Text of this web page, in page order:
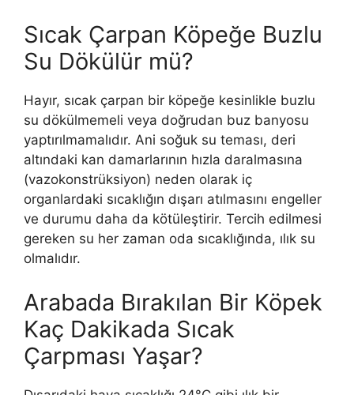
Sıcak Çarpan Köpeğe Buzlu
Su Dökülür mü?
Hayır, sıcak çarpan bir köpeğe kesinlikle buzlu
su dökülmemeli veya doğrudan buz banyosu
yaptırılmamalıdır. Ani soğuk su teması, deri
altındaki kan damarlarının hızla daralmasına
(vazokonstrüksiyon) neden olarak iç
organlardaki sıcaklığın dışarı atılmasını engeller
ve durumu daha da kötüleştirir. Tercih edilmesi
gereken su her zaman oda sıcaklığında, ılık su
olmalıdır.
Arabada Bırakılan Bir Köpek
Kaç Dakikada Sıcak
Çarpması Yaşar?